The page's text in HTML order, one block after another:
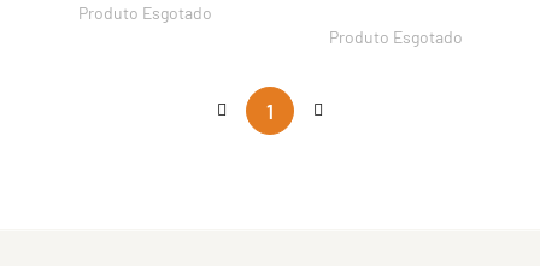
Produto Esgotado
Produto Esgotado
1